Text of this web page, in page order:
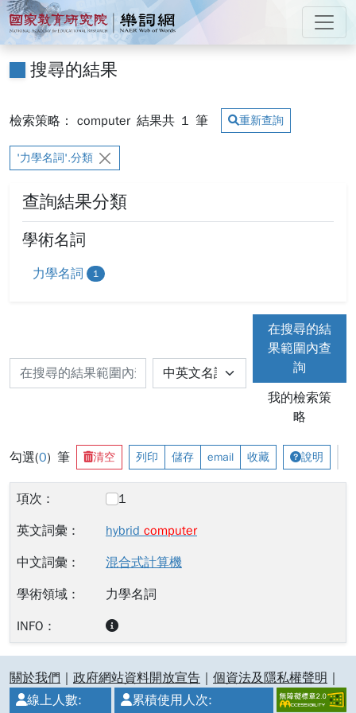
跳到主要內容
:::
國家教育研究院 樂詞網
搜尋的結果
檢索策略： computer 結果共 1 筆 重新查詢
'力學名詞'.分類
查詢結果分類
學術名詞
力學名詞 1
在搜尋的結
果範圍內查
詢
我的檢索策
略
勾選(0) 筆 清空 列印 儲存 email 收藏 說明
1
hybrid computer
混合式計算機
力學名詞
:::關於我們 政府網站資料開放宣告 個資法及隱私權聲明
線上人數:
累積使用人次: